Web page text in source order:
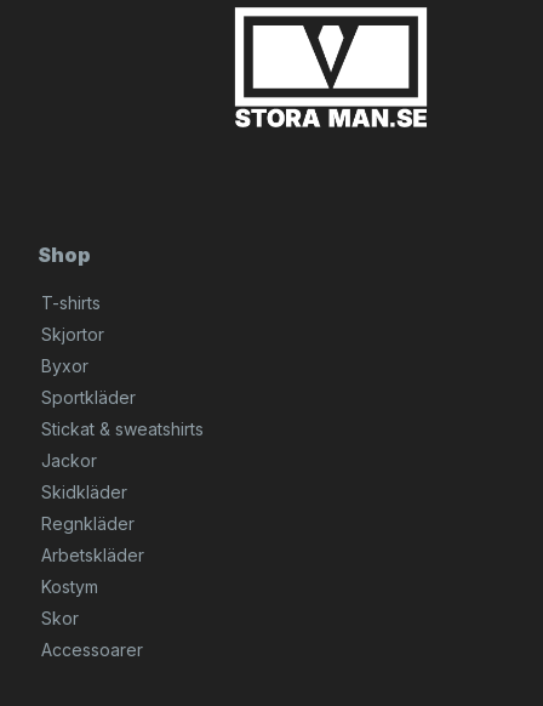
Shop
T-shirts
Skjortor
Byxor
Sportkläder
Stickat & sweatshirts
Jackor
Skidkläder
Regnkläder
Arbetskläder
Kostym
Skor
Accessoarer